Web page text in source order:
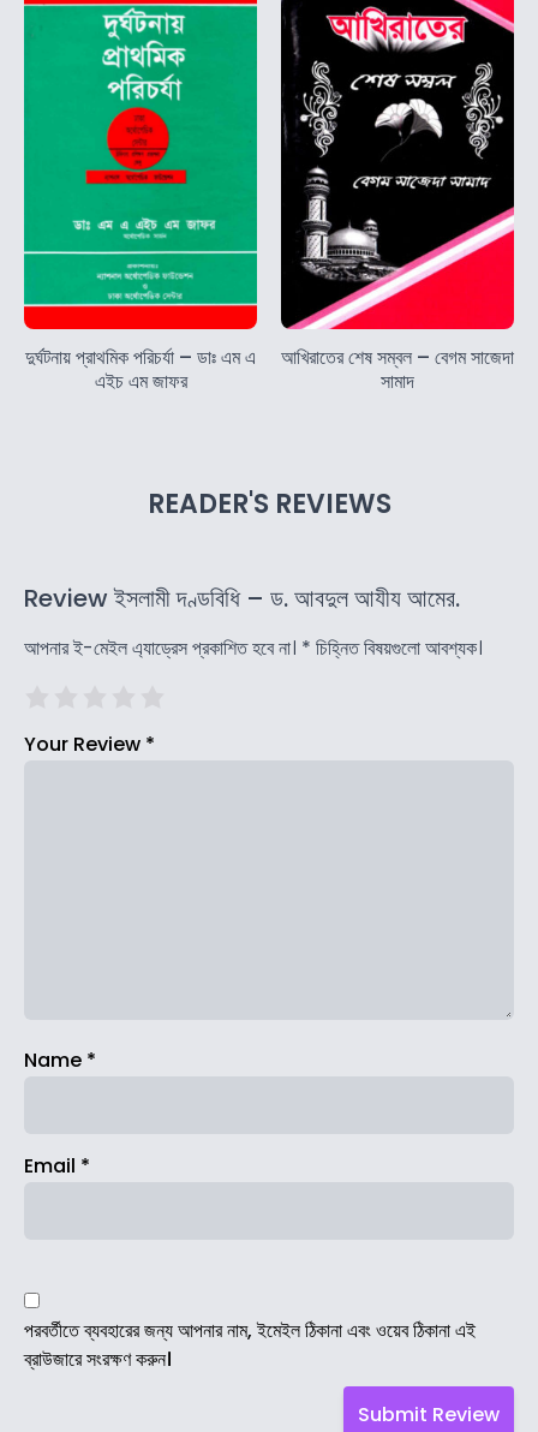
দুর্ঘটনায় প্রাথমিক পরিচর্যা – ডাঃ এম এ
এইচ এম জাফর
আখিরাতের শেষ সম্বল – বেগম সাজেদা
সামাদ
READER'S REVIEWS
Review ইসলামী দণ্ডবিধি – ড. আবদুল আযীয আমের.
আপনার ই-মেইল এ্যাড্রেস প্রকাশিত হবে না। * চিহ্নিত বিষয়গুলো আবশ্যক।
Your Review *
Name *
Email *
পরবর্তীতে ব্যবহারের জন্য আপনার নাম, ইমেইল ঠিকানা এবং ওয়েব ঠিকানা এই
ব্রাউজারে সংরক্ষণ করুন।